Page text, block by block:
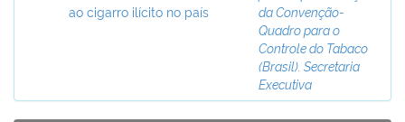
ao cigarro ilícito no país
da Convenção-
Quadro para o
Controle do Tabaco
(Brasil). Secretaria
Executiva